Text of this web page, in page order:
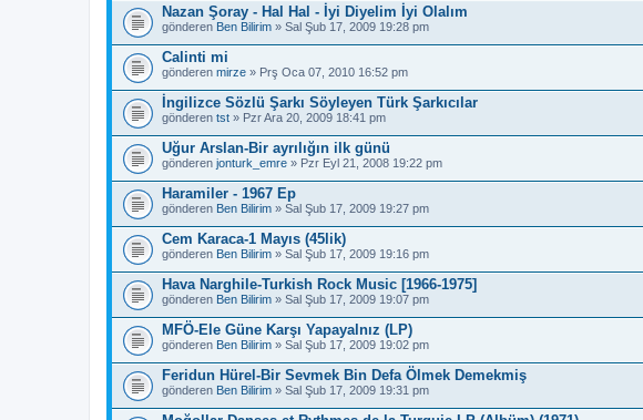
Nazan Şoray - Hal Hal - İyi Diyelim İyi Olalım
gönderen Ben Bilirim » Sal Şub 17, 2009 19:28 pm
Calinti mi
gönderen mirze » Prş Oca 07, 2010 16:52 pm
İngilizce Sözlü Şarkı Söyleyen Türk Şarkıcılar
gönderen tst » Pzr Ara 20, 2009 18:41 pm
Uğur Arslan-Bir ayrılığın ilk günü
gönderen jonturk_emre » Pzr Eyl 21, 2008 19:22 pm
Haramiler - 1967 Ep
gönderen Ben Bilirim » Sal Şub 17, 2009 19:27 pm
Cem Karaca-1 Mayıs (45lik)
gönderen Ben Bilirim » Sal Şub 17, 2009 19:16 pm
Hava Narghile-Turkish Rock Music [1966-1975]
gönderen Ben Bilirim » Sal Şub 17, 2009 19:07 pm
MFÖ-Ele Güne Karşı Yapayalnız (LP)
gönderen Ben Bilirim » Sal Şub 17, 2009 19:02 pm
Feridun Hürel-Bir Sevmek Bin Defa Ölmek Demekmiş
gönderen Ben Bilirim » Sal Şub 17, 2009 19:31 pm